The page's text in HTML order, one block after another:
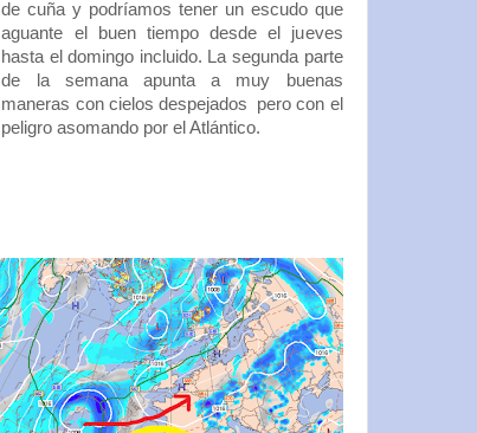
de cuña y podríamos tener un escudo que
aguante el buen tiempo desde el jueves
hasta el domingo incluido. La segunda parte
de la semana apunta a muy buenas
maneras con cielos despejados pero con el
peligro asomando por el Atlántico.